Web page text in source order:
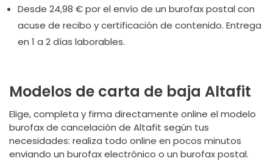
Desde 24,98 € por el envío de un burofax postal con
acuse de recibo y certificación de contenido. Entrega
en 1 a 2 días laborables.
Modelos de carta de baja Altafit
Elige, completa y firma directamente online el modelo
burofax de cancelación de Altafit según tus
necesidades: realiza todo online en pocos minutos
enviando un burofax electrónico o un burofax postal.